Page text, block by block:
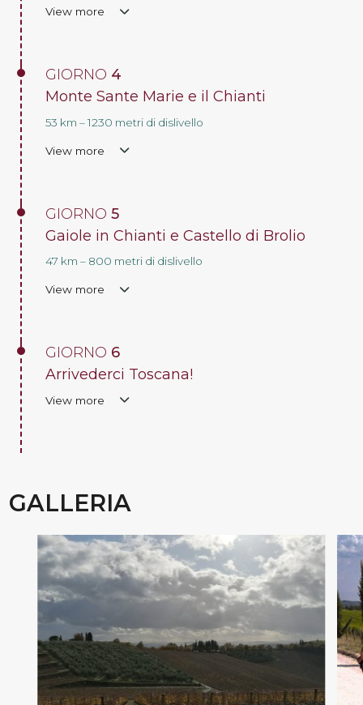
View more
GIORNO 4
Monte Sante Marie e il Chianti
53 km – 1230 metri di dislivello
View more
GIORNO5
Gaiole in Chianti e Castello di Brolio
47 km – 800 metri di dislivello
View more
GIORNO 6
Arrivederci Toscana!
View more
GALLERIA